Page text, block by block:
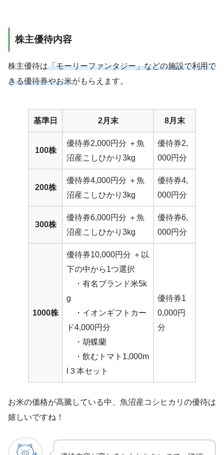
株主優待内容
株主優待は「モーリーファンタジー」などの施設で利用で
きる優待券やお米がもらえます。
基準日 2月末 8月末
100株
優待券2,000円分 ＋魚
沼産こしひかり3kg
優待券2,
000円分
200株
優待券4,000円分 ＋魚
沼産こしひかり3kg
優待券4,
000円分
300株
優待券6,000円分 ＋魚
沼産こしひかり3kg
優待券6,
000円分
1000株
優待券10,000円分 ＋以
下の中から1つ選択
・有名ブランド米5k
g
・イオンギフトカー
ド4,000円分
・胡蝶蘭
・飲むトマト1,000m
l３本セット
優待券1
0,000円
分
お米の価格が高騰している中、魚沼産コシヒカリの優待は
嬉しいですね！